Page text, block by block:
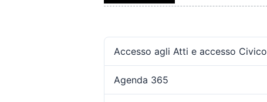
Accesso agli Atti e accesso Civico
Agenda 365